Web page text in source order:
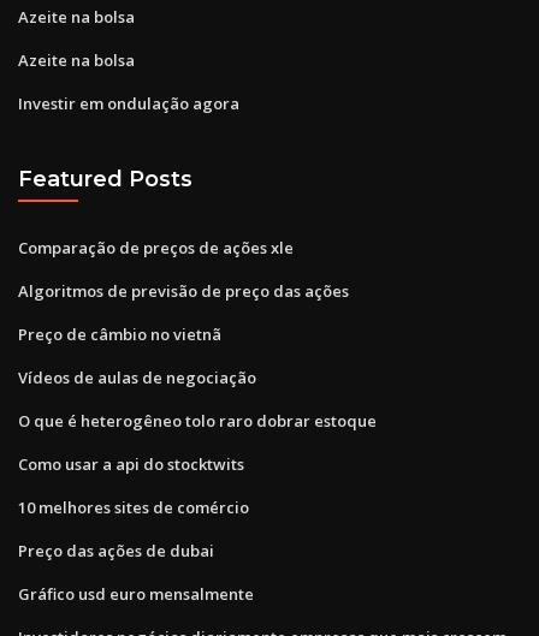
Azeite na bolsa
Azeite na bolsa
Investir em ondulação agora
Featured Posts
Comparação de preços de ações xle
Algoritmos de previsão de preço das ações
Preço de câmbio no vietnã
Vídeos de aulas de negociação
O que é heterogêneo tolo raro dobrar estoque
Como usar a api do stocktwits
10 melhores sites de comércio
Preço das ações de dubai
Gráfico usd euro mensalmente